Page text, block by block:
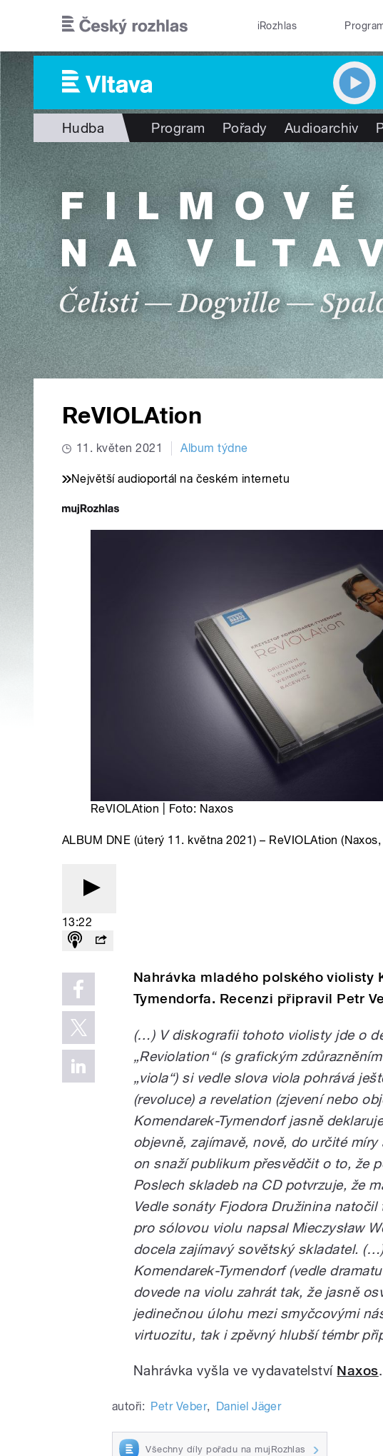
iRozhlas
Hudba Program Pořady Audioarchiv
ReVIOLAtion
11. květen 2021 Album týdne
Největší audioportál na českém internetu
ReVIOLAtion | Foto: Naxos
ALBUM DNE (úterý 11. května 2021) – ReVIOLAtion
13:22
Nahrávka mladého polského violisty
Tymendorfa. Recenzi připravil Petr
(…) V diskografii tohoto violisty jde o
„Reviolation“ (s grafickým
„viola“) si vedle slova viola pohrává
(revoluce) a revelation (zjevení nebo
Komendarek-Tymendorf jasně
objevně, zajímavě, nově, do určité
on snaží publikum přesvědčit o to, že
Poslech skladeb na CD potvrzuje, že
Vedle sonáty Fjodora Družinina
pro sólovou violu napsal Mieczysław
docela zajímavý sovětský skladatel.
Komendarek-Tymendorf (vedle
dovede na violu zahrát tak, že jasně
jedinečnou úlohu mezi smyčcovými
virtuozitu, tak i zpěvný hlubší témbr
Nahrávka vyšla ve vydavatelství Naxos.
autoři: Petr Veber, Daniel Jäger
Všechny díly pořadu na mujRozhlas